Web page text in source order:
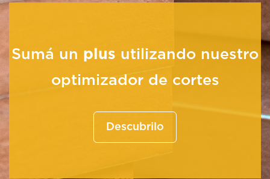
Sumá un plus utilizando nuestro
optimizador de cortes
Descubrilo